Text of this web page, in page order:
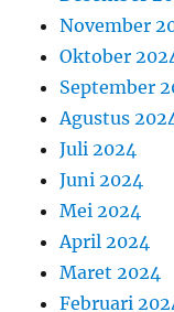
November
Oktober
September
Agustus
Juli 2024
Juni 2024
Mei 2024
April 2024
Maret 2024
Februari